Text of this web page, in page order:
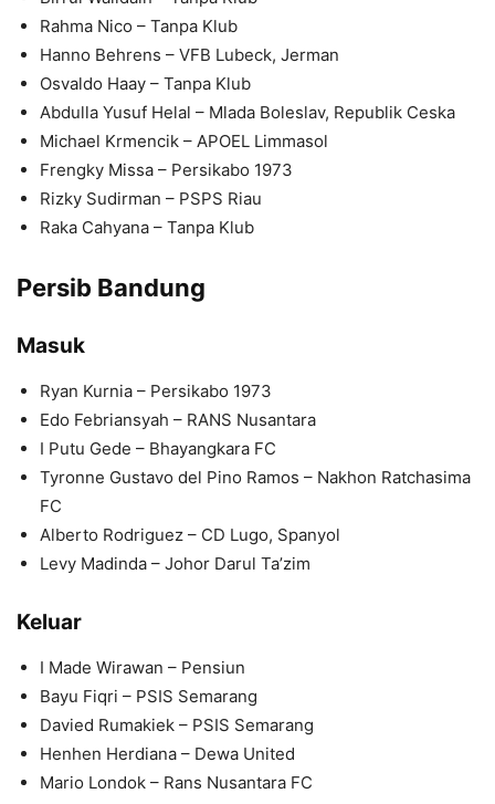
Rahma Nico – Tanpa Klub
Hanno Behrens – VFB Lubeck, Jerman
Osvaldo Haay – Tanpa Klub
Abdulla Yusuf Helal – Mlada Boleslav, Republik Ceska
Michael Krmencik – APOEL Limmasol
Frengky Missa – Persikabo 1973
Rizky Sudirman – PSPS Riau
Raka Cahyana – Tanpa Klub
Persib Bandung
Masuk
Ryan Kurnia – Persikabo 1973
Edo Febriansyah – RANS Nusantara
I Putu Gede – Bhayangkara FC
Tyronne Gustavo del Pino Ramos – Nakhon Ratchasima
FC
Alberto Rodriguez – CD Lugo, Spanyol
Levy Madinda – Johor Darul Ta’zim
Keluar
I Made Wirawan – Pensiun
Bayu Fiqri – PSIS Semarang
Davied Rumakiek – PSIS Semarang
Henhen Herdiana – Dewa United
Mario Londok – Rans Nusantara FC